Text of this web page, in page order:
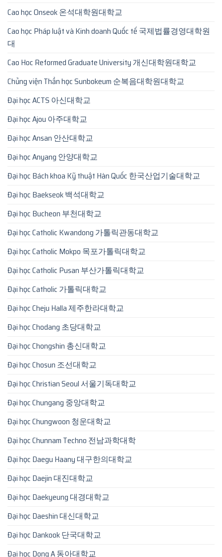
Cao học Onseok 온석대학원대학교
Cao học Pháp luật và Kinh doanh Quốc tế 국제법률경영대학원
대
Cao Hoc Reformed Graduate University 개신대학원대학교
Chủng viện Thần học Sunbokeum 순복음대학원대학교
Đại học ACTS 아신대학교
Đại học Ajou 아주대학교
Đại học Ansan 안산대학교
Đại học Anyang 안양대학교
Đại học Bách khoa Kỹ thuật Hàn Quốc 한국산업기술대학교
Đại học Baekseok 백석대학교
Đại học Bucheon 부천대학교
Đại học Catholic Kwandong 가톨릭관동대학교
Đại học Catholic Mokpo 목포가톨릭대학교
Đại học Catholic Pusan 부산가톨릭대학교
Đại học Catholic 가톨릭대학교
Đại học Cheju Halla 제주한라대학교
Đại học Chodang 초당대학교
Đại học Chongshin 총신대학교
Đại học Chosun 조선대학교
Đại học Christian Seoul 서울기독대학교
Đại học Chungang 중앙대학교
Đại học Chungwoon 청운대학교
Đại học Chunnam Techno 전남과학대학
Đại học Daegu Haany 대구한의대학교
Đại học Daejin 대진대학교
Đại học Daekyeung 대경대학교
Đại học Daeshin 대신대학교
Đại học Dankook 단국대학교
Đại học Dong A 동아대학교